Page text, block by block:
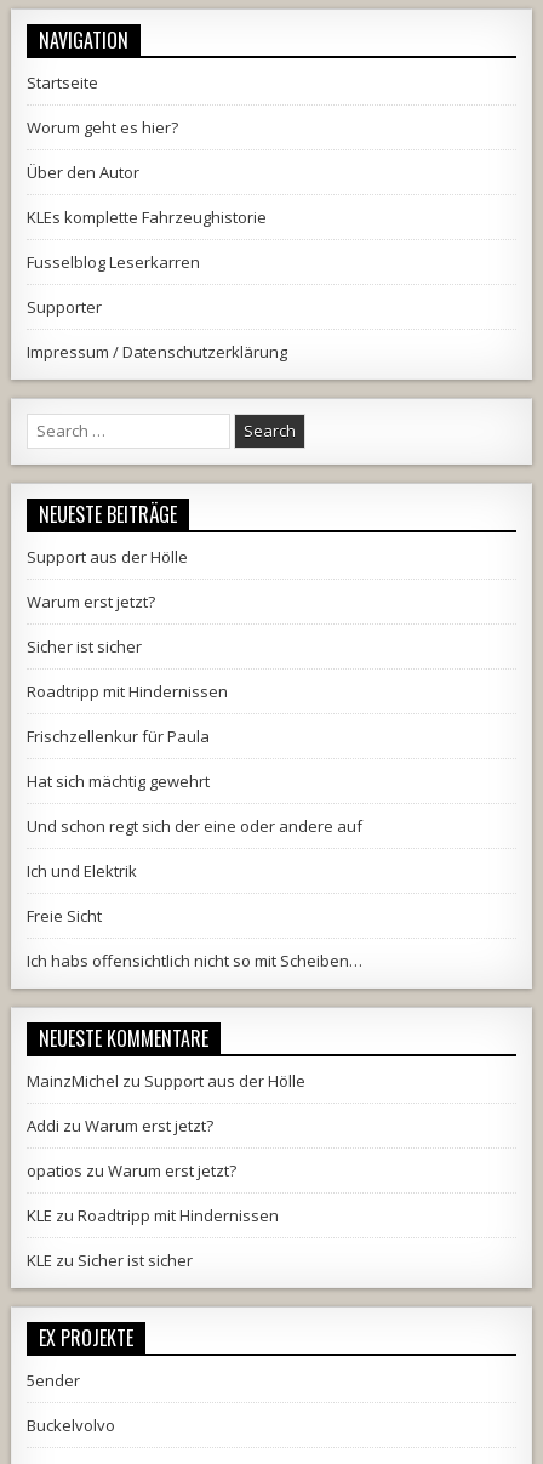
NAVIGATION
Startseite
Worum geht es hier?
Über den Autor
KLEs komplette Fahrzeughistorie
Fusselblog Leserkarren
Supporter
Impressum / Datenschutzerklärung
Search
for:
NEUESTE BEITRÄGE
Support aus der Hölle
Warum erst jetzt?
Sicher ist sicher
Roadtripp mit Hindernissen
Frischzellenkur für Paula
Hat sich mächtig gewehrt
Und schon regt sich der eine oder andere auf
Ich und Elektrik
Freie Sicht
Ich habs offensichtlich nicht so mit Scheiben…
NEUESTE KOMMENTARE
MainzMichel zu Support aus der Hölle
Addi zuWarum erst jetzt?
opatios zuWarum erst jetzt?
KLE zuRoadtripp mit Hindernissen
KLE zu Sicher ist sicher
EX PROJEKTE
5ender
Buckelvolvo